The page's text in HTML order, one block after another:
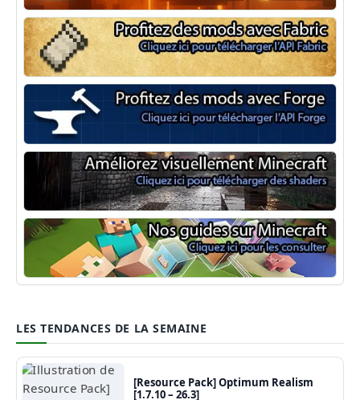
NeoForge
Minecraft Fabric
Minecraft Forge
Shaders Minecraft
Guide Minecraft
LES TENDANCES DE LA SEMAINE
[Resource Pack] Optimum Realism
[1.7.10 – 26.3]